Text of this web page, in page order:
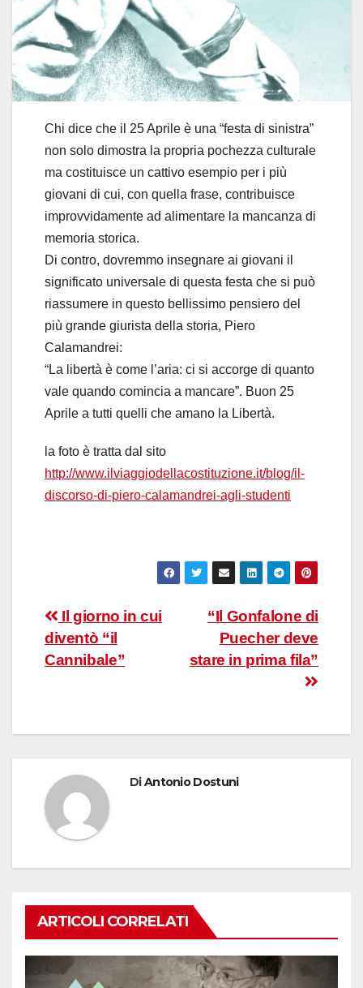
Chi dice che il 25 Aprile è una “festa di sinistra”
non solo dimostra la propria pochezza culturale
ma costituisce un cattivo esempio per i più
giovani di cui, con quella frase, contribuisce
improvvidamente ad alimentare la mancanza di
memoria storica.
Di contro, dovremmo insegnare ai giovani il
significato universale di questa festa che si può
riassumere in questo bellissimo pensiero del
più grande giurista della storia, Piero
Calamandrei:
“La libertà è come l’aria: ci si accorge di quanto
vale quando comincia a mancare”. Buon 25
Aprile a tutti quelli che amano la Libertà.
la foto è tratta dal sito
http://www.ilviaggiodellacostituzione.it/blog/il-
discorso-di-piero-calamandrei-agli-studenti
Navigazione
articoli
“Il Gonfalone di
Puecher deve
stare in prima fila”
Il giorno in cui
diventò “il
Cannibale”
DiAntonio Dostuni
ARTICOLI CORRELATI